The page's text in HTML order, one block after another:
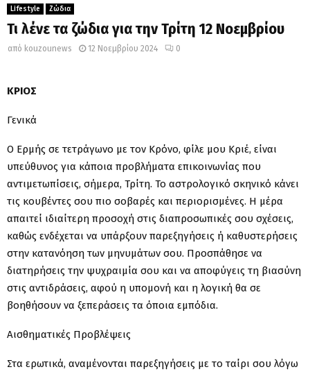
Lifestyle Ζώδια
Τι λένε τα ζώδια για την Τρίτη 12 Νοεμβρίου
από kouzounews 12 Νοεμβρίου 2024 0
ΚΡΙΟΣ
Γενικά
Ο Ερμής σε τετράγωνο με τον Κρόνο, φίλε μου Κριέ, είναι
υπεύθυνος για κάποια προβλήματα επικοινωνίας που
αντιμετωπίσεις, σήμερα, Τρίτη. Το αστρολογικό σκηνικό κάνει
τις κουβέντες σου πιο σοβαρές και περιορισμένες. Η μέρα
απαιτεί ιδιαίτερη προσοχή στις διαπροσωπικές σου σχέσεις,
καθώς ενδέχεται να υπάρξουν παρεξηγήσεις ή καθυστερήσεις
στην κατανόηση των μηνυμάτων σου. Προσπάθησε να
διατηρήσεις την ψυχραιμία σου και να αποφύγεις τη βιασύνη
στις αντιδράσεις, αφού η υπομονή και η λογική θα σε
βοηθήσουν να ξεπεράσεις τα όποια εμπόδια.
Αισθηματικές Προβλέψεις
Στα ερωτικά, αναμένονται παρεξηγήσεις με το ταίρι σου λόγω